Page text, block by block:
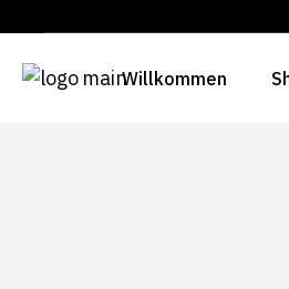
Willkommen